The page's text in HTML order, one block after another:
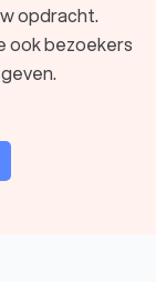
opdracht.
ook bezoekers